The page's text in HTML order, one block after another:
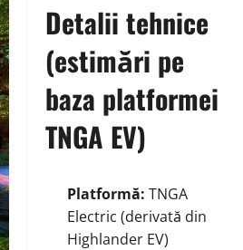
Detalii tehnice
(estimări pe
baza platformei
TNGA EV)
Platformă: TNGA
Electric (derivată din
Highlander EV)